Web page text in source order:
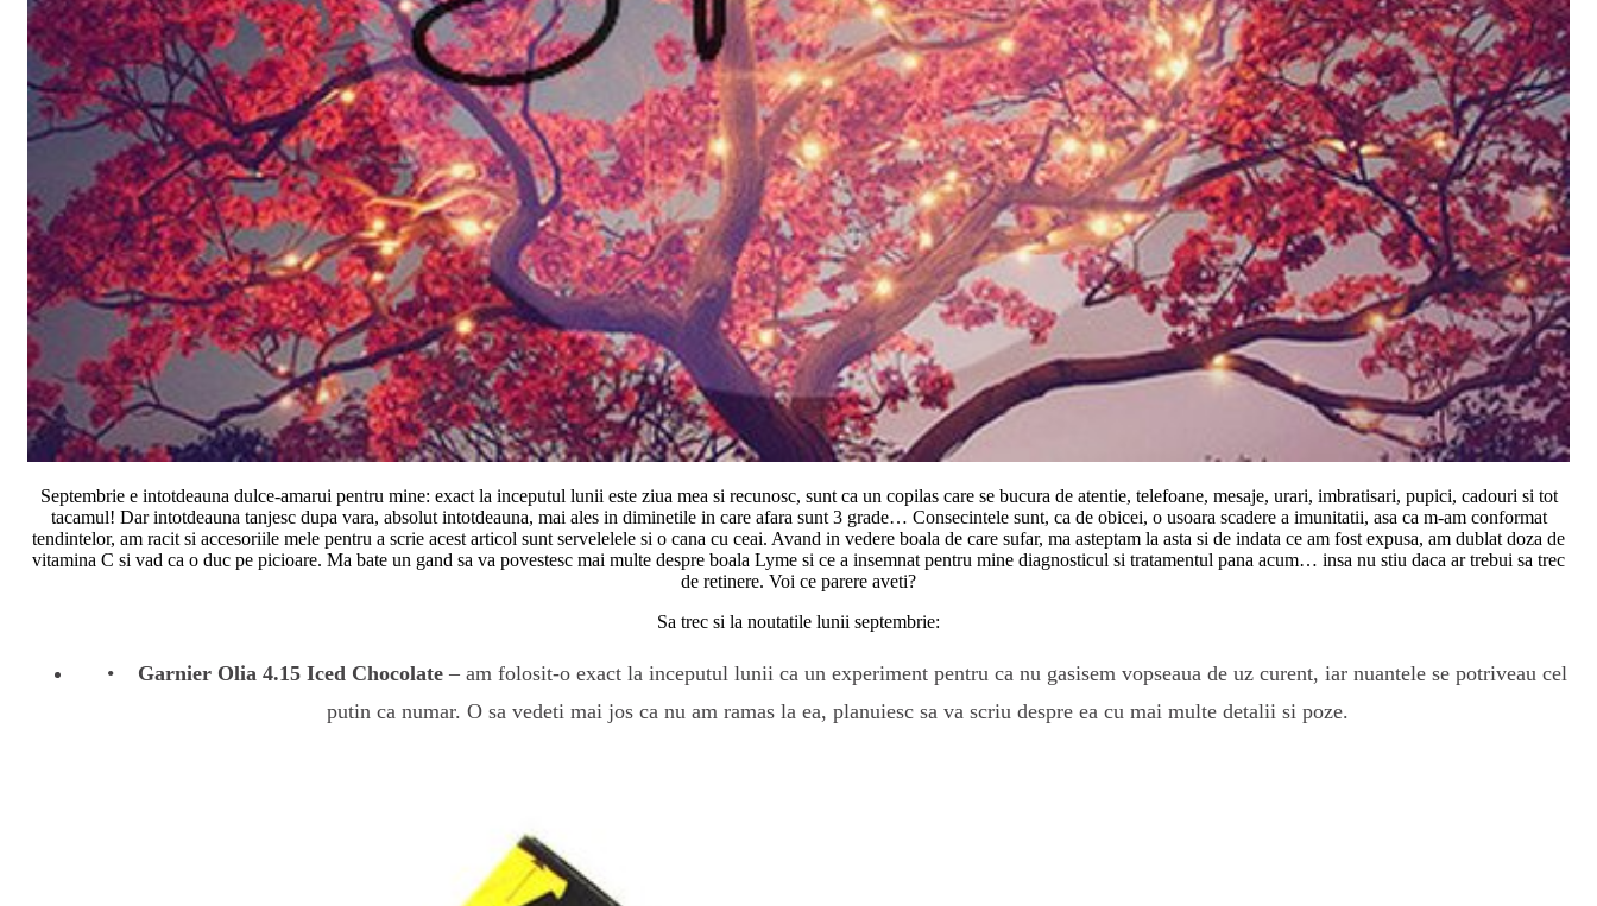
Septembrie e intotdeauna dulce-amarui pentru mine: exact la inceputul lunii este ziua mea si recunosc, sunt ca un copilas care se bucura de atentie, telefoane, mesaje, urari, imbratisari, pupici, cadouri si tot
tacamul! Dar intotdeauna tanjesc dupa vara, absolut intotdeauna, mai ales in diminetile in care afara sunt 3 grade… Consecintele sunt, ca de obicei, o usoara scadere a imunitatii, asa ca m-am conformat
tendintelor, am racit si accesoriile mele pentru a scrie acest articol sunt servelelele si o cana cu ceai. Avand in vedere boala de care sufar, ma asteptam la asta si de indata ce am fost expusa, am dublat doza de
vitamina C si vad ca o duc pe picioare. Ma bate un gand sa va povestesc mai multe despre boala Lyme si ce a insemnat pentru mine diagnosticul si tratamentul pana acum… insa nu stiu daca ar trebui sa trec
de retinere. Voi ce parere aveti?
Sa trec si la noutatile lunii septembrie:
Garnier Olia 4.15 Iced Chocolate – am folosit-o exact la inceputul lunii ca un experiment pentru ca nu gasisem vopseaua de uz curent, iar nuantele se potriveau cel
putin ca numar. O sa vedeti mai jos ca nu am ramas la ea, planuiesc sa va scriu despre ea cu mai multe detalii si poze.